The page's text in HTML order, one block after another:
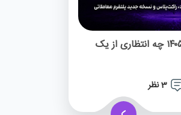
پراپ تریدینگ ایران در ۱۴۰۵ چه انتظاری از یک
3 نظر